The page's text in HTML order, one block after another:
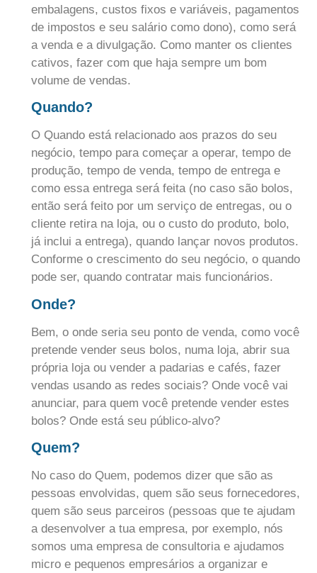
embalagens, custos fixos e variáveis, pagamentos
de impostos e seu salário como dono), como será
a venda e a divulgação. Como manter os clientes
cativos, fazer com que haja sempre um bom
volume de vendas.
Quando?
O Quando está relacionado aos prazos do seu
negócio, tempo para começar a operar, tempo de
produção, tempo de venda, tempo de entrega e
como essa entrega será feita (no caso são bolos,
então será feito por um serviço de entregas, ou o
cliente retira na loja, ou o custo do produto, bolo,
já inclui a entrega), quando lançar novos produtos.
Conforme o crescimento do seu negócio, o quando
pode ser, quando contratar mais funcionários.
Onde?
Bem, o onde seria seu ponto de venda, como você
pretende vender seus bolos, numa loja, abrir sua
própria loja ou vender a padarias e cafés, fazer
vendas usando as redes sociais? Onde você vai
anunciar, para quem você pretende vender estes
bolos? Onde está seu público-alvo?
Quem?
No caso do Quem, podemos dizer que são as
pessoas envolvidas, quem são seus fornecedores,
quem são seus parceiros (pessoas que te ajudam
a desenvolver a tua empresa, por exemplo, nós
somos uma empresa de consultoria e ajudamos
micro e pequenos empresários a organizar e